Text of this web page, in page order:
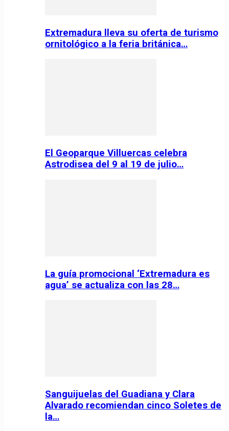
Extremadura lleva su oferta de turismo
ornitológico a la feria británica…
El Geoparque Villuercas celebra
Astrodisea del 9 al 19 de julio…
La guía promocional ‘Extremadura es
agua’ se actualiza con las 28…
Sanguijuelas del Guadiana y Clara
Alvarado recomiendan cinco Soletes de
la…